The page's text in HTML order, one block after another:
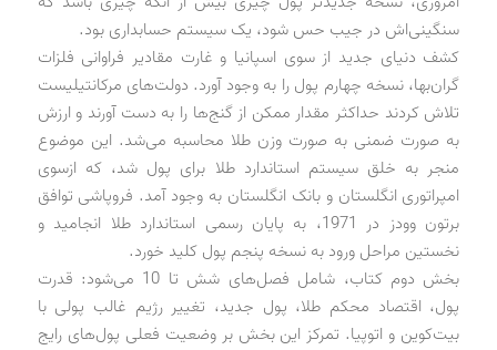
سنگینی‌اش در جیب حس شود، یک سیستم حسابداری بود.
کشف دنیای جدید از سوی اسپانیا و غارت مقادیر فراوانی فلزات
گران‌بها، نسخه چهارم پول را به وجود آورد. دولت‌های مرکانتیلیست
تلاش کردند حداکثر مقدار ممکن از گنج‌ها را به دست آورند و ارزش
به صورت ضمنی به صورت وزن طلا محاسبه می‌شد. این موضوع
منجر به خلق سیستم استاندارد طلا برای پول شد، که ازسوی
امپراتوری انگلستان و بانک انگلستان به وجود آمد. فروپاشی توافق
برتون وودز در 1971، به پایان رسمی استاندارد طلا انجامید و
نخستین مراحل ورود به نسخه پنجم پول کلید خورد.
بخش دوم کتاب، شامل فصل‌های شش تا 10 می‌شود: قدرت
پول، اقتصاد محکم طلا، پول جدید، تغییر رژیم غالب پولی با
بیت‌کوین و اتوپیا. تمرکز این بخش بر وضعیت فعلی پول‌های رایج